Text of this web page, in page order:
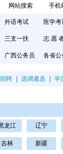
网站搜索 手机
外语考试 医学考
三支一扶 志 愿
广西公务员 各省公
聘 选调遴选 学
龙江 辽宁
吉林 新疆